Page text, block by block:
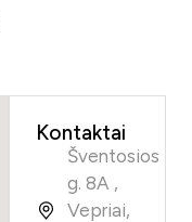
Kontaktai
Šventosios
g. 8A ,
Vepriai,